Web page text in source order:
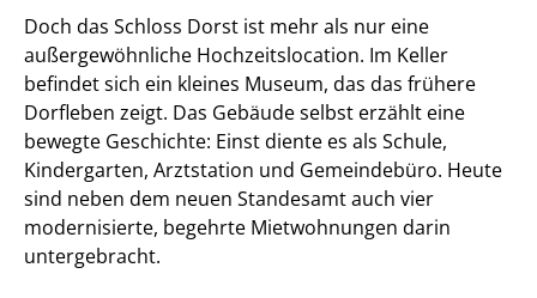
Doch das Schloss Dorst ist mehr als nur eine
außergewöhnliche Hochzeitslocation. Im Keller
befindet sich ein kleines Museum, das das frühere
Dorfleben zeigt. Das Gebäude selbst erzählt eine
bewegte Geschichte: Einst diente es als Schule,
Kindergarten, Arztstation und Gemeindebüro. Heute
sind neben dem neuen Standesamt auch vier
modernisierte, begehrte Mietwohnungen darin
untergebracht.